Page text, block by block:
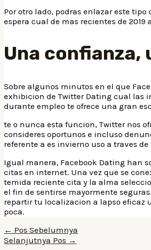
Por otro lado, podras enlazar este
espera cual de mas recientes de
Una confianza,
Sobre algunos minutos en el que
exhibicion de Twitter Dating cual las
durante empleo te ofrece una gran
te o nunca esta funcion, Twitter nos
consideres oportunos e incluso
referente a es invierno uso a traves de
Igual manera, Facebook Dating han
citas en internet. Una vez que se
temida reciente cita y la alma
el fin de sentirse mayormente
repartir tu localizacion a lapso eficaz
poca.
Navigasi
pos
← Pos Sebelumnya
Selanjutnya Pos →